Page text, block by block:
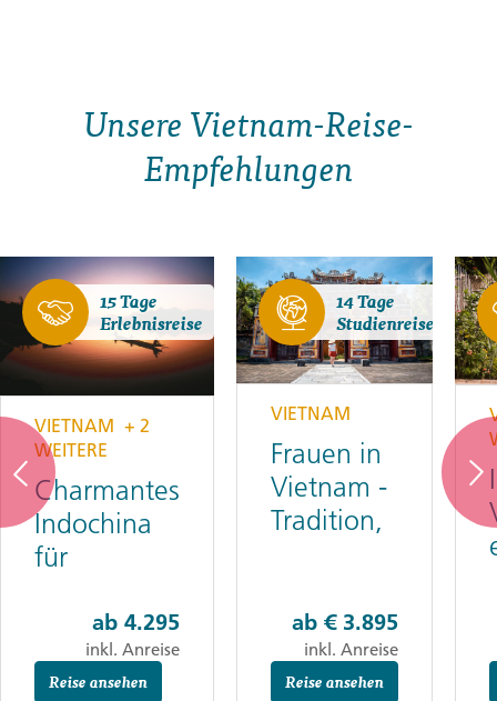
Unsere Vietnam-Reise-
Empfehlungen
15 Tage
Erlebnisreise
VIETNAM + 2
WEITERE
Charmantes
Indochina
für
Reise ansehen
ab 4.295
inkl. Anreise
14 Tage
Studienreise
VIETNAM
Frauen in
Vietnam -
Tradition,
Stärke
Reise ansehen
ab € 3.895
inkl. Anreise